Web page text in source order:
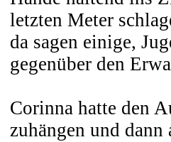
letzten Meter
da sagen einige,
gegenüber den
Corinna hatte den
zuhängen und